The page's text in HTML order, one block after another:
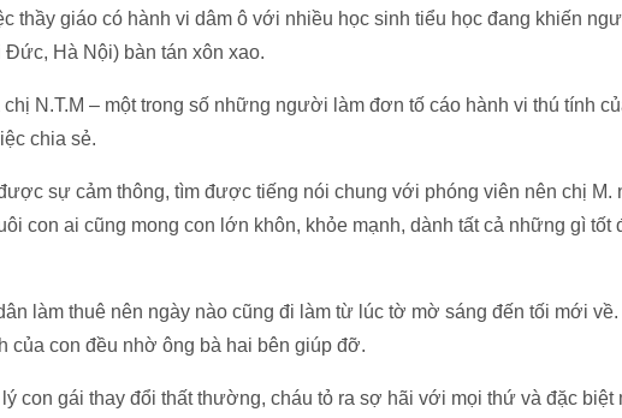
thầy giáo có hành vi dâm ô với nhiều học sinh tiểu học đang khiến
Hà Nội) bàn tán xôn xao.
chị N.T.M – một trong số những người làm đơn tố cáo hành vi thú tính
chia sẻ.
sự cảm thông, tìm được tiếng nói chung với phóng viên nên chị M.
con ai cũng mong con lớn khôn, khỏe mạnh, dành tất cả những gì tốt
làm thuê nên ngày nào cũng đi làm từ lúc tờ mờ sáng đến tối mới về.
của con đều nhờ ông bà hai bên giúp đỡ.
con gái thay đổi thất thường, cháu tỏ ra sợ hãi với mọi thứ và đặc biệt